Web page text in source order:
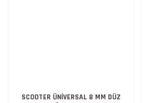
SCOOTER ÜNİVERSAL 8 MM DÜZ